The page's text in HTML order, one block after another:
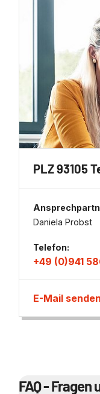
PLZ 93105
Daniela Probst
Telefon:
+49 (0)941
E-Mail senden
FAQ -